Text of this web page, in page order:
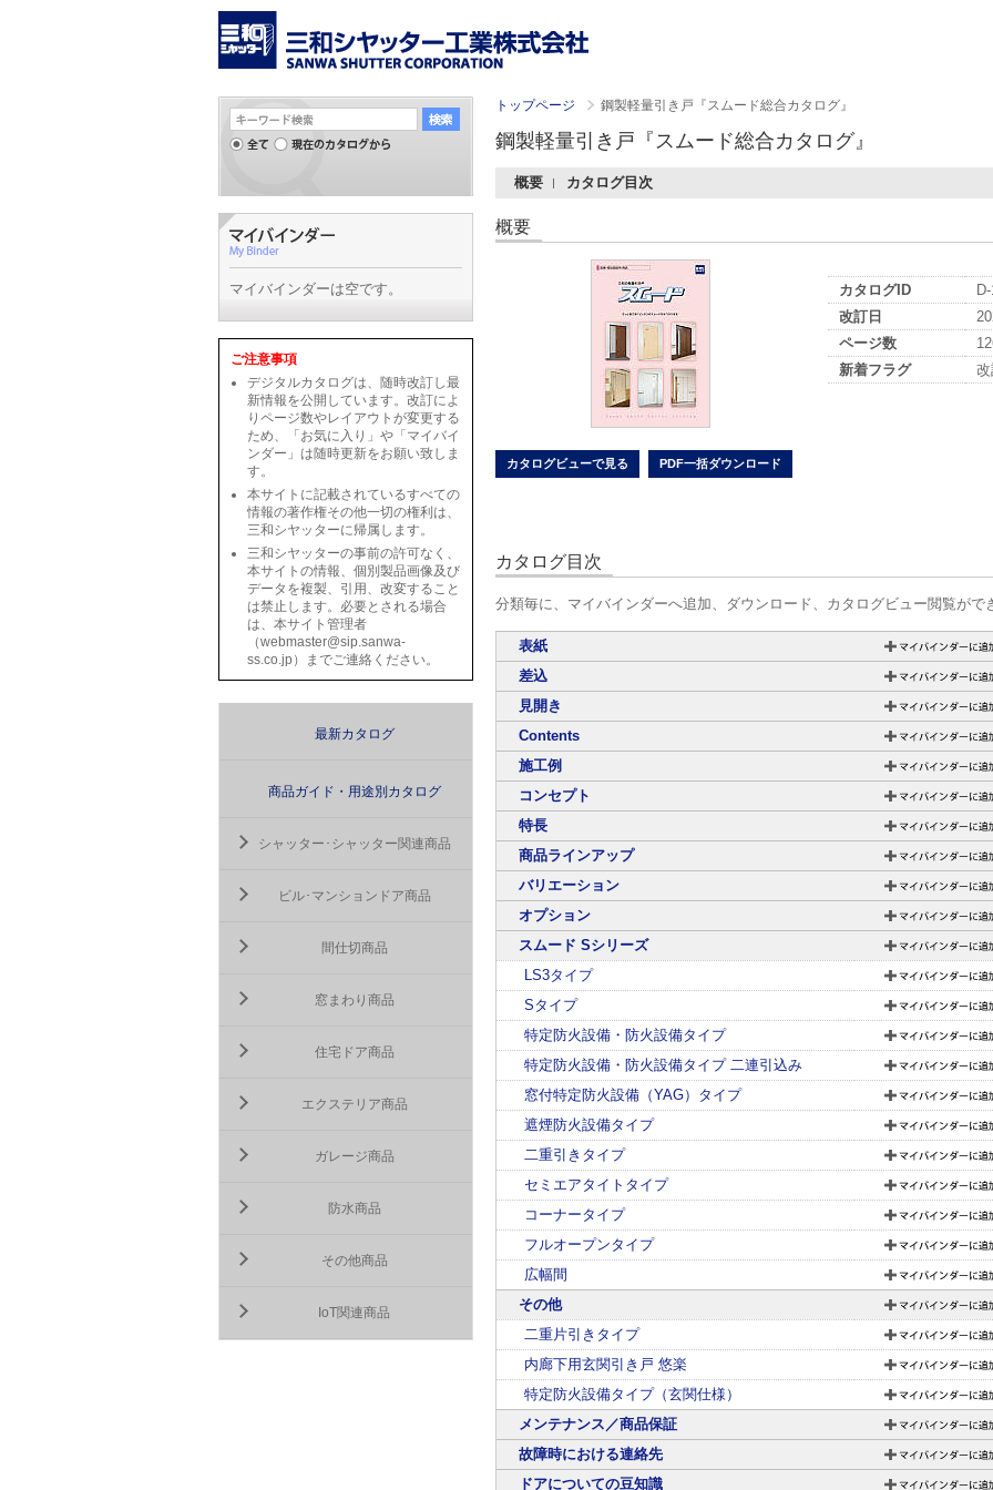
トップページ 鋼製軽量引き戸『スムード総合カタログ』
鋼製軽量引き戸『スムード総合カタログ』
概要 カタログ目次
概要
カタログビューで見る PDF一括ダウンロード
カタログID
改訂日
ページ数
新着フラグ
カタログ目次
分類毎に、マイバインダーへ追加、ダウンロード、カタログビュー閲覧がで
表紙
差込
見開き
Contents
施工例
コンセプト
特長
商品ラインアップ
バリエーション
オプション
スムード Sシリーズ
LS3タイプ
Sタイプ
特定防火設備・防火設備タイプ
特定防火設備・防火設備タイプ 二連引込み
窓付特定防火設備（YAG）タイプ
遮煙防火設備タイプ
二重引きタイプ
セミエアタイトタイプ
コーナータイプ
フルオープンタイプ
広幅間
その他
二重片引きタイプ
内廊下用玄関引き戸 悠楽
特定防火設備タイプ（玄関仕様）
メンテナンス／商品保証
故障時における連絡先
ドアについての豆知識
マイバインダーは空です。
ご注意事項
デジタルカタログは、随時改訂し最
新情報を公開しています。改訂によ
りページ数やレイアウトが変更する
ため、「お気に入り」や「マイバイ
ンダー」は随時更新をお願い致しま
す。
本サイトに記載されているすべての
情報の著作権その他一切の権利は、
三和シヤッターに帰属します。
三和シヤッターの事前の許可なく、
本サイトの情報、個別製品画像及び
データを複製、引用、改変すること
は禁止します。必要とされる場合
は、本サイト管理者
（webmaster@sip.sanwa-
ss.co.jp）までご連絡ください。
最新カタログ
商品ガイド・用途別カタログ
シャッター･シャッター関連商品
ビル･マンションドア商品
間仕切商品
窓まわり商品
住宅ドア商品
エクステリア商品
ガレージ商品
防水商品
その他商品
IoT関連商品